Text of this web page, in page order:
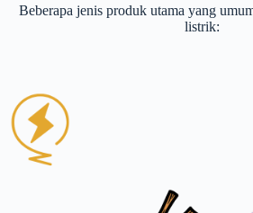
Beberapa jenis produk utama yang
listrik: